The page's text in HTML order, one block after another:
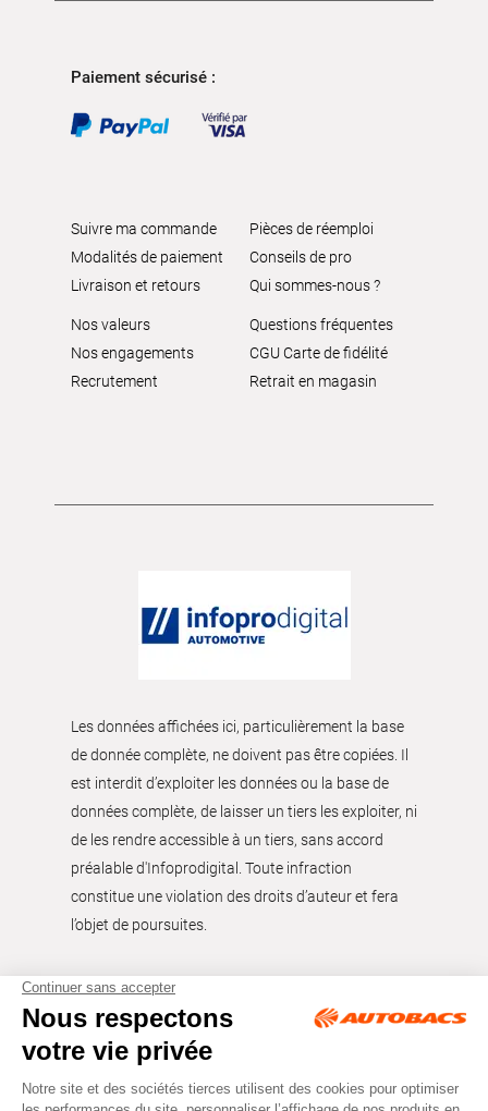
Paiement sécurisé :
Suivre ma commande
Modalités de paiement
Livraison et retours
Pièces de réemploi
Conseils de pro
Qui sommes-nous ?
Nos valeurs
Nos engagements
Recrutement
Questions fréquentes
CGU Carte de fidélité
Retrait en magasin
Les données affichées ici, particulièrement la base
de donnée complète, ne doivent pas être copiées. Il
est interdit d’exploiter les données ou la base de
données complète, de laisser un tiers les exploiter, ni
de les rendre accessible à un tiers, sans accord
préalable d'Infoprodigital. Toute infraction
constitue une violation des droits d’auteur et fera
l’objet de poursuites.